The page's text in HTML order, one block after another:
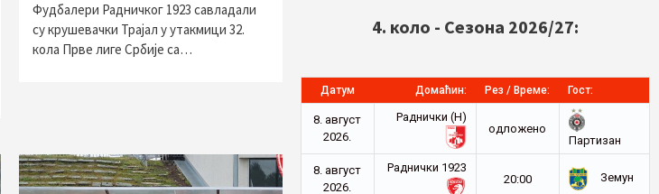
Фудбалери Радничког 1923 савладали
су крушевачки Трајал у утакмици 32.
кола Прве лиге Србије са…
4. коло - Сезона 2026/27:
Датум Домаћин: Рез / Време: Гост:
8. август
2026.
Раднички (Н)
oдложено
Партизан
8. август
2026.
Раднички 1923
20:00
Земун